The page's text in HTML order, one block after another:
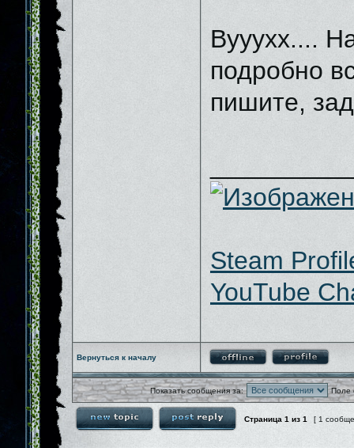
Вууухх....
подробно
пишите,
Steam
YouTube
Вернуться к началу
Показать сообщения за: Поле
Страница 1 из 1 [ 1